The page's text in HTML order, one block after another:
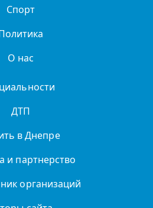
Спорт
О нас
ДТП
в Днепре
и партнерство
организаций